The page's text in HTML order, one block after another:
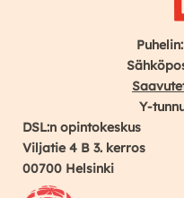
Y-
DSL:n opintokeskus
Viljatie 4 B 3. kerros
00700 Helsinki